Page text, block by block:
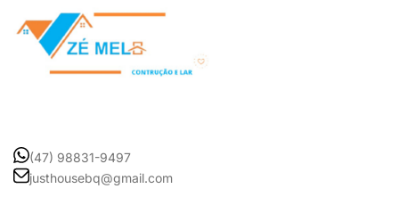
(47) 98831-9497
justhousebq@gmail.com